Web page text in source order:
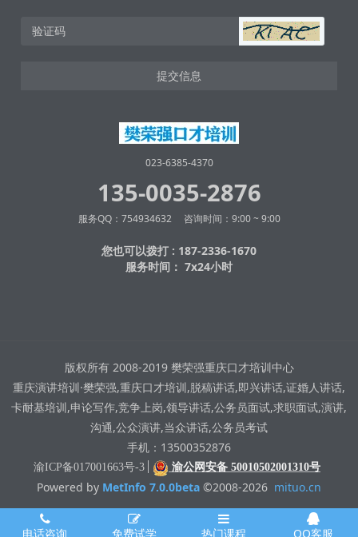
提交信息
023-6385-4370
135-0035-2876
服务QQ：754934632 咨询时间：9:00 ~ 9:00
您也可以拨打 : 187-2336-1670
服务时间： 7x24小时
版权所有 2008-2019 樊荣强重庆口才培训中心
重庆演讲培训·樊荣强,重庆口才培训,脱稿讲话,即兴讲话,证婚人讲话,
卡耐基培训,申论写作,竞争上岗,领导讲话,公务员面试,求职面试,演讲,
沟通,公众演讲,当众讲话,公务员考试
手机：13500352876
渝ICP备017001663号-3 渝公网安备 50010502001310号
Powered by MetInfo 7.0.0beta ©2008-2026 mituo.cn
电话咨询 免费试学 热门课程 QQ客服